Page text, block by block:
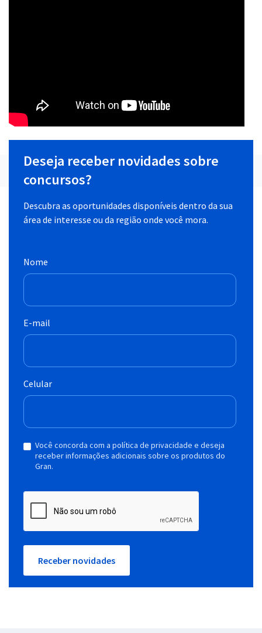
Deseja receber novidades sobre
concursos?
Descubra as oportunidades disponíveis dentro da sua
área de interesse ou da região onde você mora.
Nome
E-mail
Celular
Você concorda com a política de privacidade e deseja
receber informações adicionais sobre os produtos do
Gran.
Receber novidades